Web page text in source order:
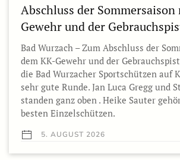
Abschluss der
Gewehr und der
Bad Wurzach – Zum Abschluss der
dem KK-Gewehr und der
die Bad Wurzacher Sportschützen auf
sehr gute Runde. Jan Luca Gregg und
standen ganz oben . Heike Sauter
besten Einzelschützen.
5. AUGUST 2026